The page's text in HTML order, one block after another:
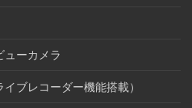
ューカメラ
ブレコーダー機能搭載）